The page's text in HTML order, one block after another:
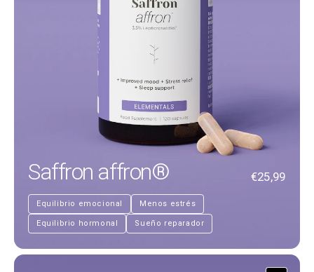
Saffron affron® €25,99
Equilibrio emocional Menos estrés
Equilibrio hormonal Sueño reparador
Memoria e concentrazione